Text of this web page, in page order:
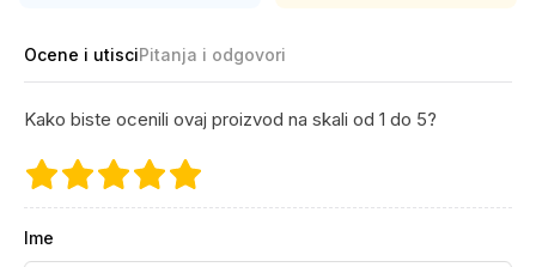
Ocene i utisciPitanja i odgovori
Kako biste ocenili ovaj proizvod na skali od 1 do 5?
Ime